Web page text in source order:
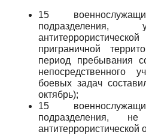
15
подразделения,
приграничной
период пребывания
непосредственного
боевых задач
октябрь);
15
подразделения,
антитеррористической